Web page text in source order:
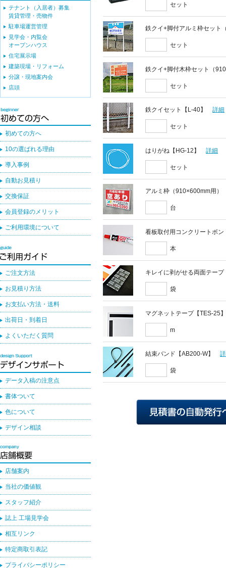
セット
鉄クイ+脚付アルミ枠セット
セット
鉄クイ+脚付木枠セット（
セット
鉄クイセット【L-40】 詳細
セット
はりがね【HG-12】 詳細
セット
アルミ枠（910×600mm用）
台
看板取付用コンクリートボン
本
キレイに剥がせる両面テープ
袋
マグネットテープ【TES-25
m
結束バンド【AB200-W】
袋
テナント（入居者）募集
賃貸管理・売物件
駐車場運営管理
見学会・内覧会
オープンハウス
住宅展示場
建築現場・リフォーム
分譲・現地案内会
店頭
初めての方へ
10の選ばれる理由
導入事例
自動お見積り
交換保証
会員登録のメリット
ご利用環境について
ご注文方法
お見積り方法
お支払い方法・送料
出荷日・到着日
よくいただく質問
データ入稿の注意点
書体ついて
色について
デザイン相談
店舗案内
当社の価値観
スタッフ紹介
誌上 工場見学会
相互リンク
特定商取引表記
プライバシーポリシー